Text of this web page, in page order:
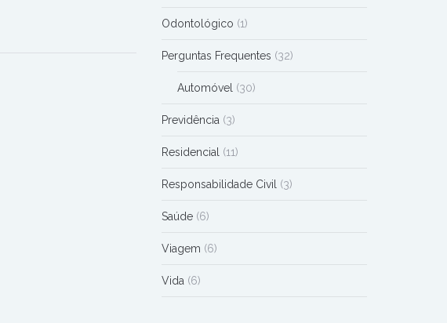
Odontológico (1)
Perguntas Frequentes (32)
Automóvel (30)
Previdência (3)
Residencial (11)
Responsabilidade Civil (3)
Saúde(6)
Viagem (6)
Vida (6)